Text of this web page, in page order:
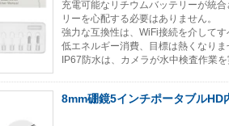
充電可能なリチウムバッテリーが統
リーを心配する必要はありません。
強力な互換性は、WiFi接続を介して
低エネルギー消費、目標は熱くなりま
IP67防水は、カメラが水中検査作業
8mm硼鏡5インチポータブルHD